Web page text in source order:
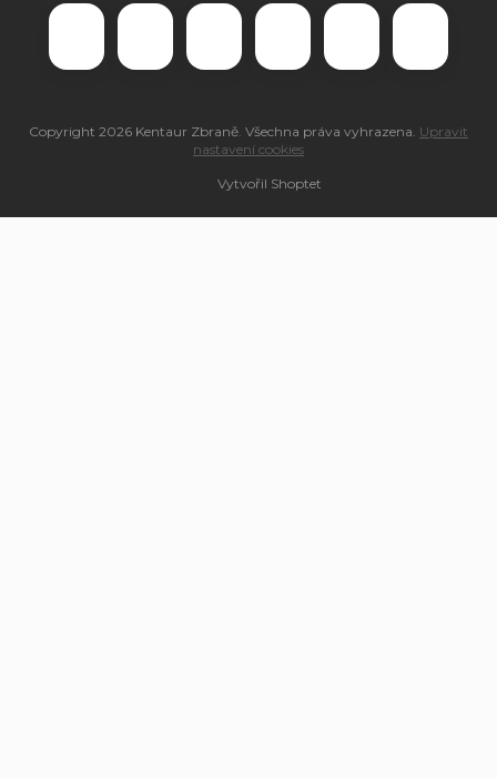
Vytvořil Shoptet
Copyright 2026 Kentaur Zbraně. Všechna práva vyhrazena. Upravit
nastavení cookies